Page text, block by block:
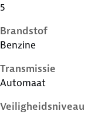
5
Brandstof
Benzine
Transmissie
Automaat
Veiligheidsniveau